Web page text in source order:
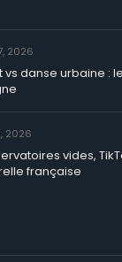
2026
vs danse urbaine :
2026
vides,
française